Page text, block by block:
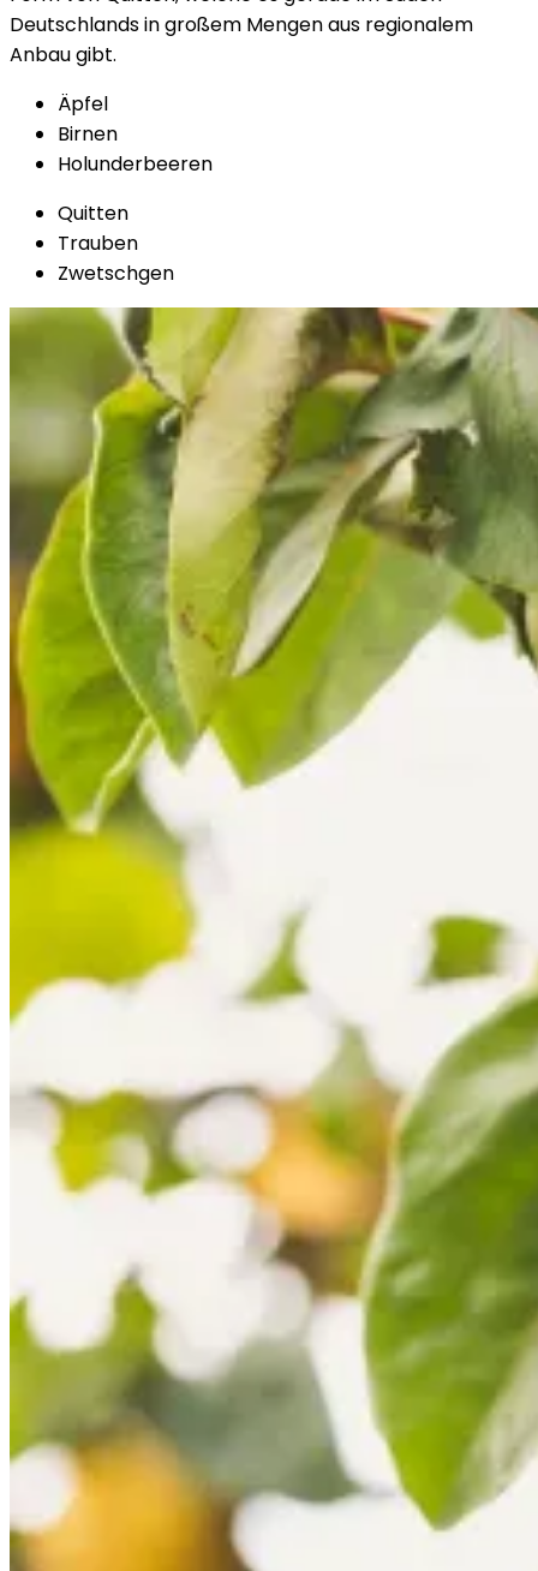
Deutschlands in großem Mengen aus regionalem
Anbau gibt.
Äpfel
Birnen
Holunderbeeren
Quitten
Trauben
Zwetschgen